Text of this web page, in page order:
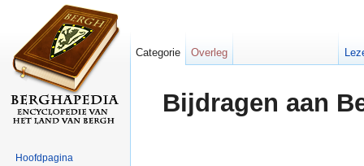
Bijdragen aan
Categorie Overleg
Hoofdpagina